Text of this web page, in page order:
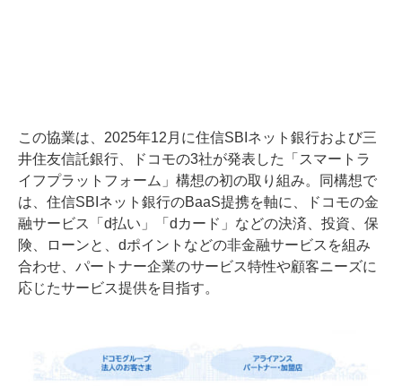
この協業は、2025年12月に住信SBIネット銀行および三
井住友信託銀行、ドコモの3社が発表した「スマートラ
イフプラットフォーム」構想の初の取り組み。同構想で
は、住信SBIネット銀行のBaaS提携を軸に、ドコモの金
融サービス「d払い」「dカード」などの決済、投資、保
険、ローンと、dポイントなどの非金融サービスを組み
合わせ、パートナー企業のサービス特性や顧客ニーズに
応じたサービス提供を目指す。